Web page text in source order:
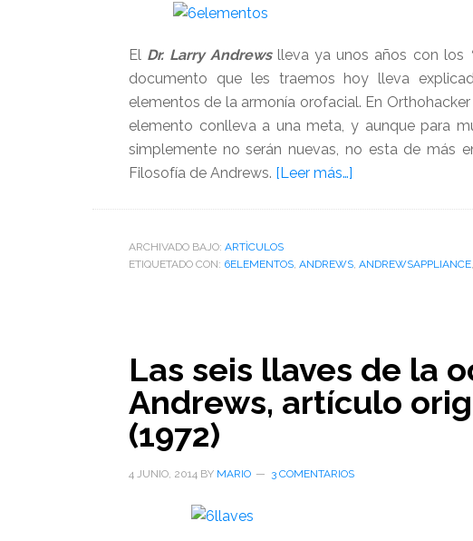
El Dr. Larry Andrewslleva ya unos años con los
documento que les traemos hoy lleva
elementos de la armonía orofacial. En
elemento conlleva a una meta, y aunque para
simplemente no serán nuevas, no esta de más
Filosofía de Andrews. [Leer más…]
tratamiento
elementos
de
la
ARCHIVADO BAJO: ARTÌCULOS
ETIQUETADO CON: 6ELEMENTOS, ANDREWS, ANDREWSAPPLIANCE,
Las seis llaves de la
Andrews, artículo
(1972)
4 JUNIO, 2014 BY MARIO 3 COMENTARIOS